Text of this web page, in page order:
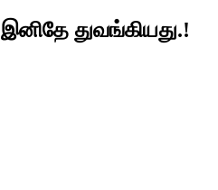
துவங்கியது.!